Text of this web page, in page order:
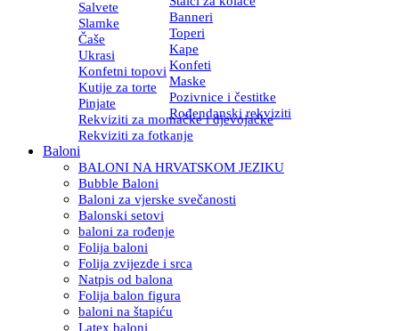
Salvete
Slamke
Banneri
Čaše
Toperi
Ukrasi
Kape
Konfetni topovi Konfeti
Kutije za torte
Maske
Pinjate
Pozivnice i čestitke
Rekviziti za momačke i djevojačke
Rođendanski rekviziti
Rekviziti za fotkanje
Baloni
BALONI NA HRVATSKOM JEZIKU
Bubble Baloni
Baloni za vjerske svečanosti
Balonski setovi
baloni za rođenje
Folija baloni
Folija zvijezde i srca
Natpis od balona
Folija balon figura
baloni na štapiću
Latex baloni